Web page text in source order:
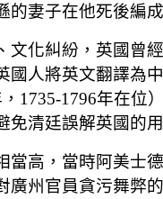
的妻子在他死後編
化糾紛，英國曾
國人將英文翻譯為
1735-1796年在
免清廷誤解英國的用
當高，當時阿美士
廣州官員貪污舞弊